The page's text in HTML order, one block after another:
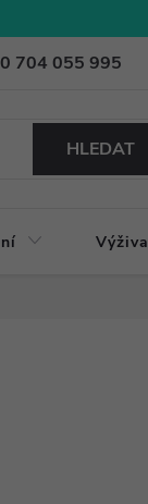
704 055 995
HLEDAT
Výživa